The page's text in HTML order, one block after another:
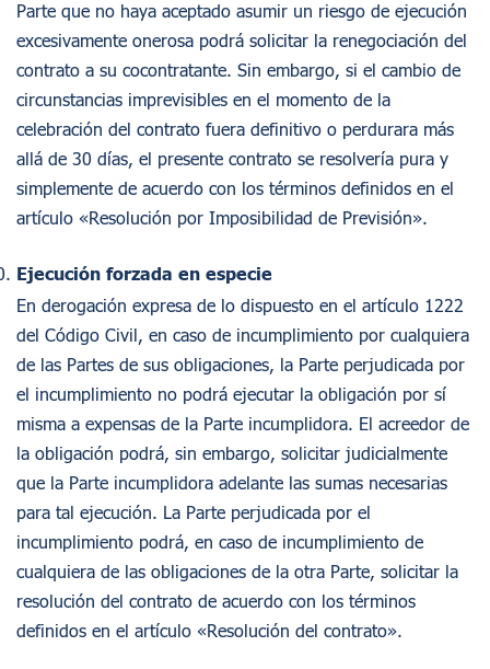
Parte que no haya aceptado asumir un riesgo de ejecución
excesivamente onerosa podrá solicitar la renegociación del
contrato a su cocontratante. Sin embargo, si el cambio de
circunstancias imprevisibles en el momento de la
celebración del contrato fuera definitivo o perdurara más
allá de 30 días, el presente contrato se resolvería pura y
simplemente de acuerdo con los términos definidos en el
artículo «Resolución por Imposibilidad de Previsión».
Ejecución forzada en especie
En derogación expresa de lo dispuesto en el artículo 1222
del Código Civil, en caso de incumplimiento por cualquiera
de las Partes de sus obligaciones, la Parte perjudicada por
el incumplimiento no podrá ejecutar la obligación por sí
misma a expensas de la Parte incumplidora. El acreedor de
la obligación podrá, sin embargo, solicitar judicialmente
que la Parte incumplidora adelante las sumas necesarias
para tal ejecución. La Parte perjudicada por el
incumplimiento podrá, en caso de incumplimiento de
cualquiera de las obligaciones de la otra Parte, solicitar la
resolución del contrato de acuerdo con los términos
definidos en el artículo «Resolución del contrato».